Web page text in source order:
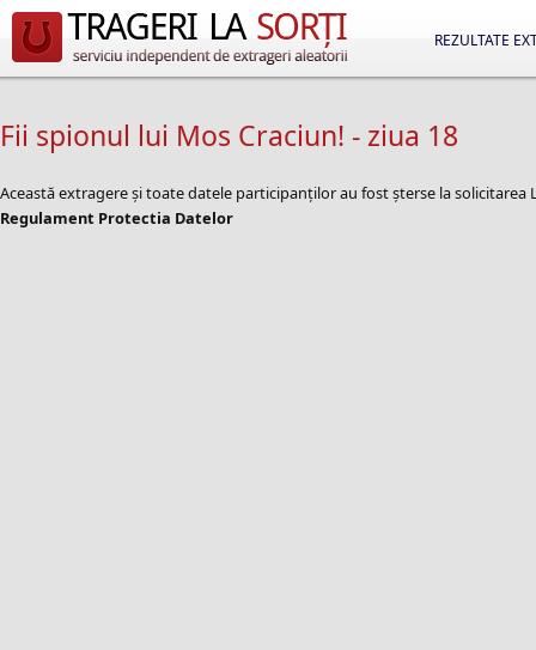
REZULTATE
Fii spionul lui Mos Craciun! - ziua 18
Această extragere și toate datele participanților au fost șterse la
Regulament Protectia Datelor